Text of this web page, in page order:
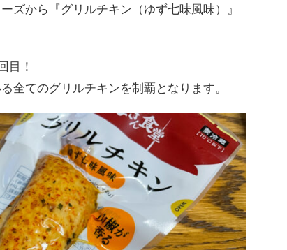
ズから『グリルチキン（ゆず七味風味）』
目！
全てのグリルチキンを制覇となります。